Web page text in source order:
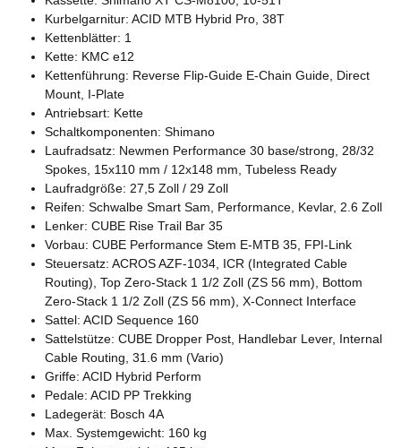
Kurbelgarnitur: ACID MTB Hybrid Pro, 38T
Kettenblätter: 1
Kette: KMC e12
Kettenführung: Reverse Flip-Guide E-Chain Guide, Direct
Mount, I-Plate
Antriebsart: Kette
Schaltkomponenten: Shimano
Laufradsatz: Newmen Performance 30 base/strong, 28/32
Spokes, 15x110 mm / 12x148 mm, Tubeless Ready
Laufradgröße: 27,5 Zoll / 29 Zoll
Reifen: Schwalbe Smart Sam, Performance, Kevlar, 2.6 Zoll
Lenker: CUBE Rise Trail Bar 35
Vorbau: CUBE Performance Stem E-MTB 35, FPI-Link
Steuersatz: ACROS AZF-1034, ICR (Integrated Cable
Routing), Top Zero-Stack 1 1/2 Zoll (ZS 56 mm), Bottom
Zero-Stack 1 1/2 Zoll (ZS 56 mm), X-Connect Interface
Sattel: ACID Sequence 160
Sattelstütze: CUBE Dropper Post, Handlebar Lever, Internal
Cable Routing, 31.6 mm (Vario)
Griffe: ACID Hybrid Perform
Pedale: ACID PP Trekking
Ladegerät: Bosch 4A
Max. Systemgewicht: 160 kg